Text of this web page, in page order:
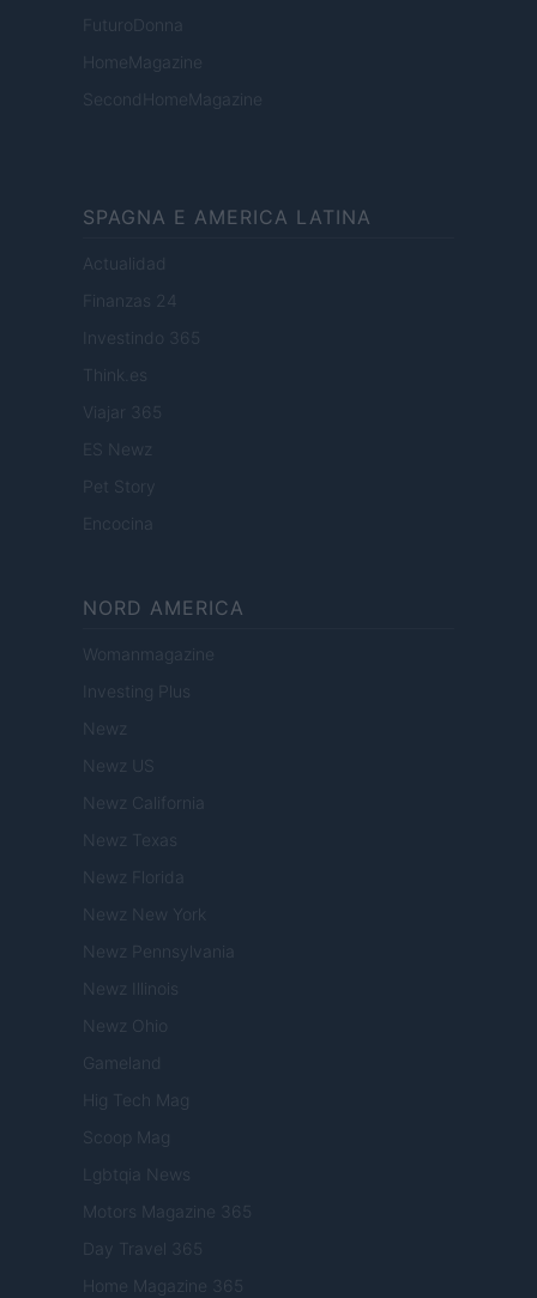
FuturoDonna
HomeMagazine
SecondHomeMagazine
SPAGNA E AMERICA LATINA
Actualidad
Finanzas 24
Investindo 365
Think.es
Viajar 365
ES Newz
Pet Story
Encocina
NORD AMERICA
Womanmagazine
Investing Plus
Newz
Newz US
Newz California
Newz Texas
Newz Florida
Newz New York
Newz Pennsylvania
Newz Illinois
Newz Ohio
Gameland
Hig Tech Mag
Scoop Mag
Lgbtqia News
Motors Magazine 365
Day Travel 365
Home Magazine 365